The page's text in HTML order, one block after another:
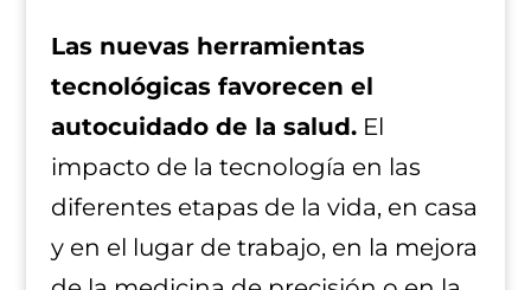
Las nuevas herramientas
tecnológicas favorecen el
autocuidado de la salud.El
impacto de la tecnología en las
diferentes etapas de la vida, en casa
y en el lugar de trabajo, en la mejora